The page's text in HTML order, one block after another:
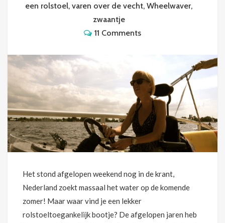
een rolstoel, varen over de vecht, Wheelwaver,
zwaantje
11 Comments
Het stond afgelopen weekend nog in de krant,
Nederland zoekt massaal het water op de komende
zomer! Maar waar vind je een lekker
rolstoeltoegankelijk bootje? De afgelopen jaren heb